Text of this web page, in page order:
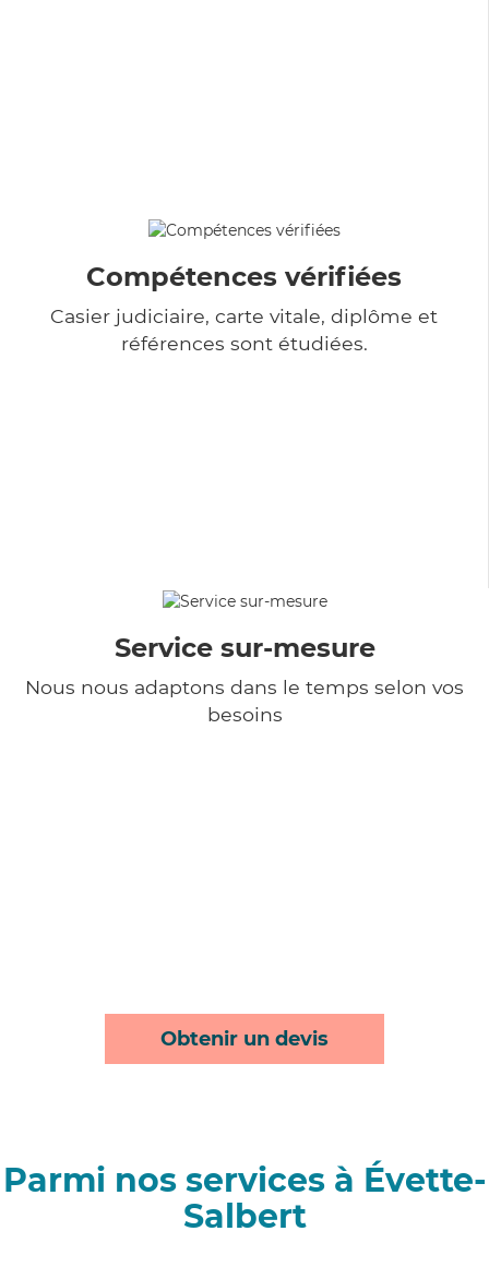
Compétences vérifiées
Casier judiciaire, carte vitale, diplôme et
références sont étudiées.
Service sur-mesure
Nous nous adaptons dans le temps selon vos
besoins
Obtenir un devis
Parmi nos services à Évette-
Salbert